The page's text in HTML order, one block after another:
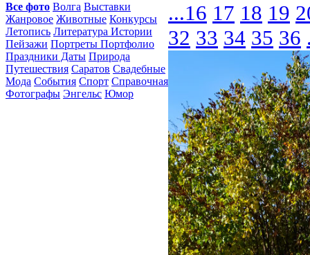
Все фото Волга Выставки
Жанровое Животные Конкурсы
Летопись Литература Истории
Пейзажи Портреты Портфолио
Праздники Даты Природа
Путешествия Саратов Свадебные
Мода События Спорт Справочная
Фотографы Энгельс Юмор
...16 17 18 19
32 33 34 35 36